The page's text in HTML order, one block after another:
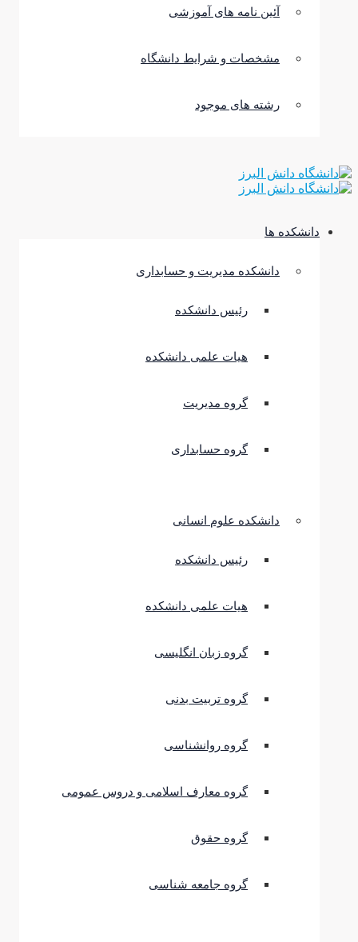
آئین نامه های آموزشی
مشخصات و شرایط دانشگاه
رشته های موجود
دانشکده ها
دانشکده مدیریت و حسابداری
رئیس دانشکده
هیات علمی دانشکده
گروه مدیریت
گروه حسابداری
دانشکده علوم انسانی
رئیس دانشکده
هیات علمی دانشکده
گروه زبان انگلیسی
گروه تربیت بدنی
گروه روانشناسی
گروه معارف اسلامی و دروس عمومی
گروه حقوق
گروه جامعه شناسی